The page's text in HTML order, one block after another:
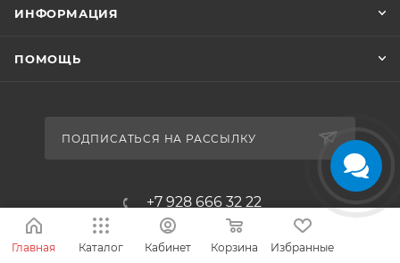
ИНФОРМАЦИЯ
ПОМОЩЬ
ПОДПИСАТЬСЯ НА РАССЫЛКУ
+7 928 666 32 22
info@master-fish.com
Главная Каталог Кабинет Корзина Избранные